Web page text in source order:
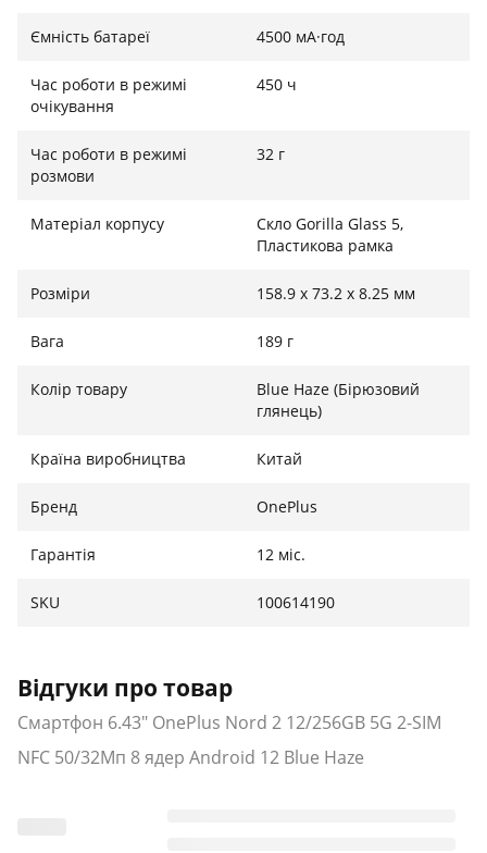
Ємність батареї 4500 мА·год
Час роботи в режимі
очікування
450 ч
Час роботи в режимі
розмови
32 г
Матеріал корпусу
Скло Gorilla Glass 5,
Пластикова рамка
Розміри 158.9 x 73.2 x 8.25 мм
Вага 189 г
Колір товару
Blue Haze (Бірюзовий
глянець)
Країна виробництва Китай
Бренд OnePlus
Гарантія 12 міс.
SKU 100614190
Відгуки про товар
Смартфон 6.43" OnePlus Nord 2 12/256GB 5G 2-SIM
NFC 50/32Мп 8 ядер Android 12 Blue Haze